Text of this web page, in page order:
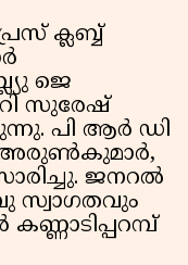
ക്ലബ്ബ്
ജെ
സുരേഷ്
പി ആർ ഡി
അരുൺകുമാർ,
ജനറൽ